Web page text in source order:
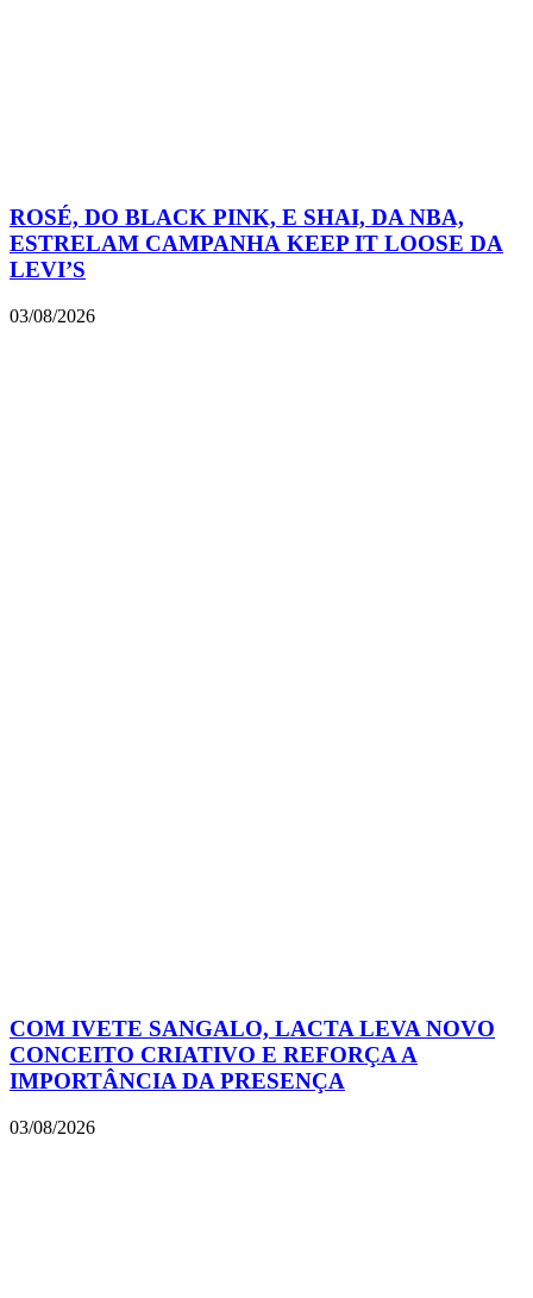
ROSÉ, DO BLACK PINK, E SHAI, DA NBA,
ESTRELAM CAMPANHA KEEP IT LOOSE DA
LEVI’S
03/08/2026
COM IVETE SANGALO, LACTA LEVA NOVO
CONCEITO CRIATIVO E REFORÇA A
IMPORTÂNCIA DA PRESENÇA
03/08/2026